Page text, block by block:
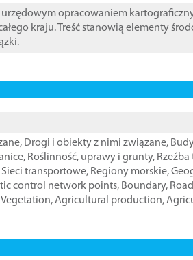
opracowaniem
kraju. Treść stanowią elementy
, Drogi i obiekty z nimi związane,
, Roślinność, uprawy i grunty,
Sieci transportowe, Regiony morskie,
control network points, Boundary,
Vegetation,Agricultural production,